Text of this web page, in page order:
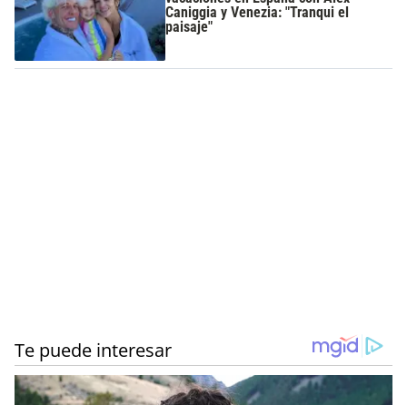
Caniggia y Venezia: "Tranqui el
paisaje"